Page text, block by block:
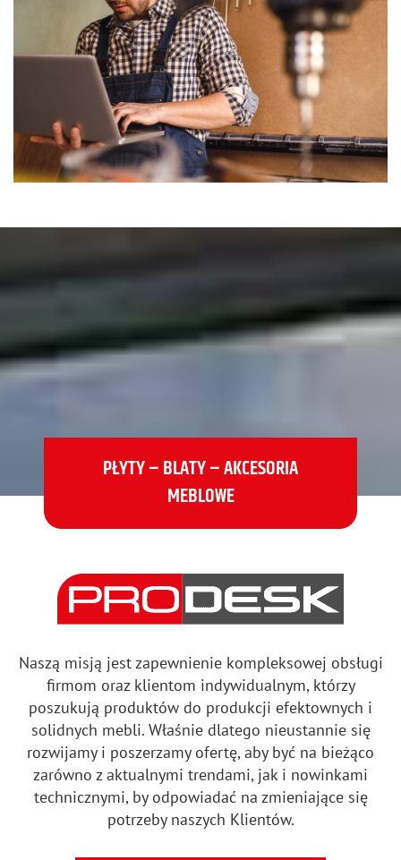
PŁYTY – BLATY – AKCESORIA
MEBLOWE
Naszą misją jest zapewnienie kompleksowej obsługi
firmom oraz klientom indywidualnym, którzy
poszukują produktów do produkcji efektownych i
solidnych mebli. Właśnie dlatego nieustannie się
rozwijamy i poszerzamy ofertę, aby być na bieżąco
zarówno z aktualnymi trendami, jak i nowinkami
technicznymi, by odpowiadać na zmieniające się
potrzeby naszych Klientów.